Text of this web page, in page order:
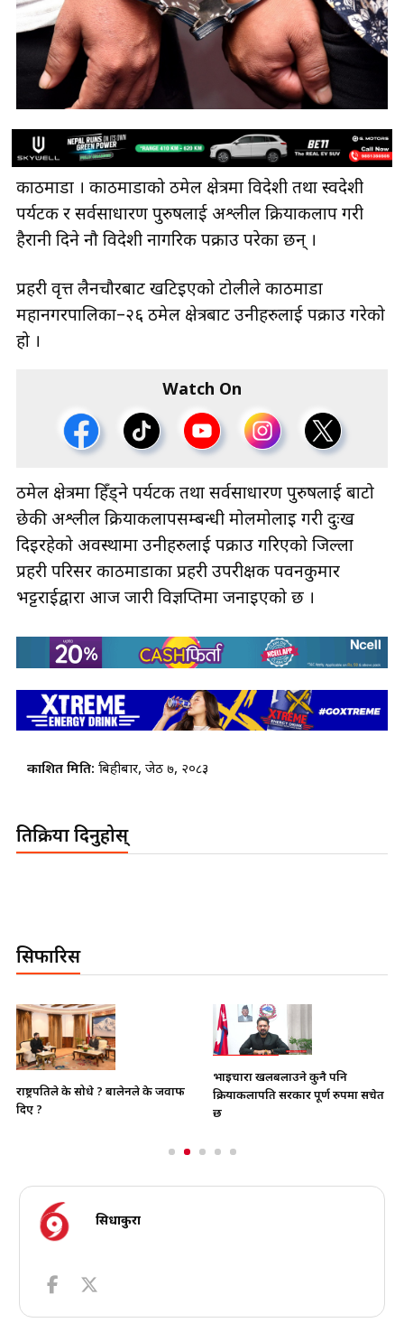
काठमाडौँ । काठमाडौँको ठमेल क्षेत्रमा विदेशी तथा स्वदेशी
पर्यटक र सर्वसाधारण पुरुषलाई अश्लील क्रियाकलाप गरी
हैरानी दिने नौ विदेशी नागरिक पक्राउ परेका छन् ।
प्रहरी वृत्त लैनचौरबाट खटिइएको टोलीले काठमाडौँ
महानगरपालिका–२६ ठमेल क्षेत्रबाट उनीहरुलाई पक्राउ गरेको
हो ।
Watch On
ठमेल क्षेत्रमा हिँड्ने पर्यटक तथा सर्वसाधारण पुरुषलाई बाटो
छेकी अश्लील क्रियाकलापसम्बन्धी मोलमोलाइ गरी दुःख
दिइरहेको अवस्थामा उनीहरुलाई पक्राउ गरिएको जिल्ला
प्रहरी परिसर काठमाडौँका प्रहरी उपरीक्षक पवनकुमार
भट्टराईद्वारा आज जारी विज्ञप्तिमा जनाइएको छ ।
प्रकाशित मिति: बिहीबार, जेठ ७, २०८३
प्रतिक्रिया दिनुहोस्
सिफारिस
राष्ट्रपतिले के सोधे ? बालेनले के जवाफ
दिए ?
भाइचारा खलबलाउने कुनै पनि
क्रियाकलापप्रति सरकार पूर्ण रुपमा सचेत
छ
सिधाकुरा